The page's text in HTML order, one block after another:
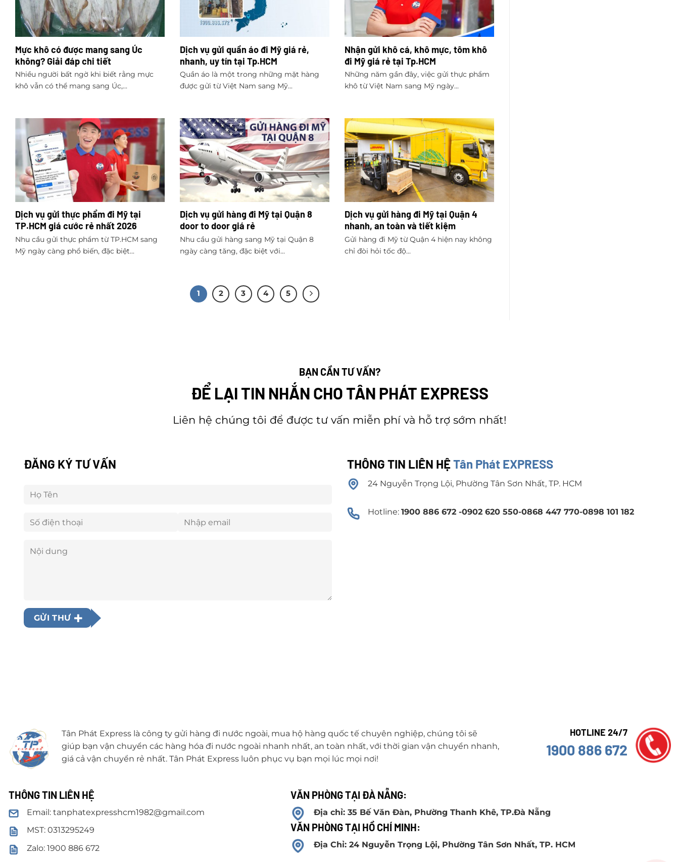
Mực khô có được mang sang Úc
không? Giải đáp chi tiết
Nhiều người bất ngờ khi biết rằng mực
khô vẫn có thể mang sang Úc,...
Dịch vụ gửi quần áo đi Mỹ giá rẻ,
nhanh, uy tín tại Tp.HCM
Quần áo là một trong những mặt hàng
được gửi từ Việt Nam sang Mỹ...
Nhận gửi khô cá, khô mực, tôm khô
đi Mỹ giá rẻ tại Tp.HCM
Những năm gần đây, việc gửi thực phẩm
khô từ Việt Nam sang Mỹ ngày...
Dịch vụ gửi thực phẩm đi Mỹ tại
TP.HCM giá cước rẻ nhất 2026
Nhu cầu gửi thực phẩm từ TP.HCM sang
Mỹ ngày càng phổ biến, đặc biệt...
Dịch vụ gửi hàng đi Mỹ tại Quận 8
door to door giá rẻ
Nhu cầu gửi hàng sang Mỹ tại Quận 8
ngày càng tăng, đặc biệt với...
Dịch vụ gửi hàng đi Mỹ tại Quận 4
nhanh, an toàn và tiết kiệm
Gửi hàng đi Mỹ từ Quận 4 hiện nay không
chỉ đòi hỏi tốc độ...
1 2 3 4 5
BẠN CẦN TƯ VẤN?
ĐỂ LẠI TIN NHẮN CHO TÂN PHÁT EXPRESS
Liên hệ chúng tôi để được tư vấn miễn phí và hỗ trợ sớm nhất!
ĐĂNG KÝ TƯ VẤN
GỬI THƯ
THÔNG TIN LIÊN HỆTân Phát EXPRESS
24 Nguyễn Trọng Lội, Phường Tân Sơn Nhất, TP. HCM
Hotline: 1900 886 672 -0902 620 550-0868 447 770-0898 101 182
Tân Phát Express là công ty gửi hàng đi nước ngoài, mua hộ hàng quốc tế chuyên nghiệp, chúng tôi sẽ
giúp bạn vận chuyển các hàng hóa đi nước ngoài nhanh nhất, an toàn nhất, với thời gian vận chuyển nhanh,
giá cả vận chuyển rẻ nhất. Tân Phát Express luôn phục vụ bạn mọi lúc mọi nơi!
HOTLINE 24/7
1900 886 672
THÔNG TIN LIÊN HỆ
Email: tanphatexpresshcm1982@gmail.com
MST: 0313295249
Zalo: 1900 886 672
VĂN PHÒNG TẠI ĐÀ NẴNG:
Địa chỉ: 35 Bế Văn Đàn, Phường Thanh Khê, TP.Đà Nẵng
VĂN PHÒNG TẠI HỒ CHÍ MINH:
Địa Chỉ: 24 Nguyễn Trọng Lội, Phường Tân Sơn Nhất, TP. HCM